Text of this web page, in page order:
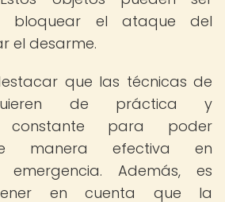
bloquear el ataque del
el desarme.
que las técnicas de
de práctica y
constante para poder
manera efectiva en
emergencia. Además, es
en cuenta que la